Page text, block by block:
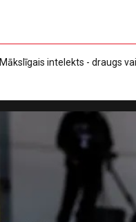
Mākslīgais intelekts - draugs